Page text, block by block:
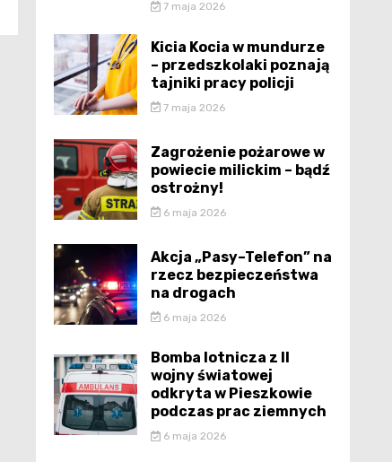
7 maja 2026
Kicia Kocia w mundurze
– przedszkolaki poznają
tajniki pracy policji
7 maja 2026
Zagrożenie pożarowe w
powiecie milickim – bądź
ostrożny!
6 maja 2026
Akcja „Pasy–Telefon” na
rzecz bezpieczeństwa
na drogach
6 maja 2026
Bomba lotnicza z II
wojny światowej
odkryta w Pieszkowie
podczas prac ziemnych
6 maja 2026